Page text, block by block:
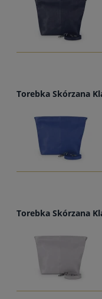
Torebka Skórzana
Torebka Skórzana